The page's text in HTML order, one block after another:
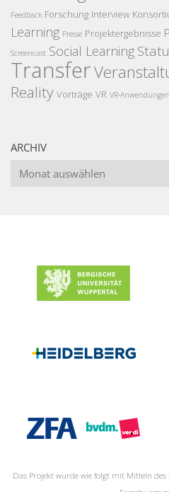
Feedback Forschung Interview
Learning Presse Projektergebnisse
Screencast Social Learning
Transfer
Reality Vorträge VR VR-Anwendungen
ARCHIV
Archiv
Das Projekt wurde wie folgt mit Mitteln